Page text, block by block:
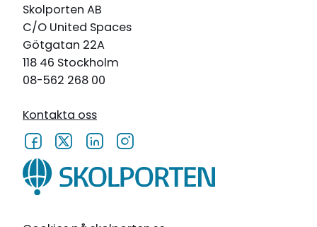
Skolporten AB
C/O United Spaces
Götgatan 22A
118 46 Stockholm
08-562 268 00
Kontakta oss